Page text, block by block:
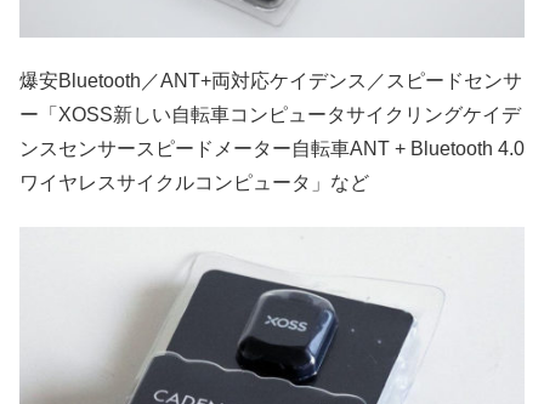
爆安Bluetooth／ANT+両対応ケイデンス／スピードセンサ
ー「XOSS新しい自転車コンピュータサイクリングケイデ
ンスセンサースピードメーター自転車ANT + Bluetooth 4.0
ワイヤレスサイクルコンピュータ」など